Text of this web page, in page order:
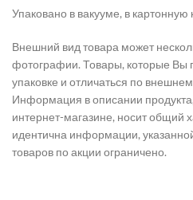
Упаковано в вакууме, в картонную
Внешний вид товара может
фотографии. Товары, которые Вы
упаковке и отличаться по
Информация в описании
интернет-магазине, носит общий
идентична информации,
товаров по акции ограничено.